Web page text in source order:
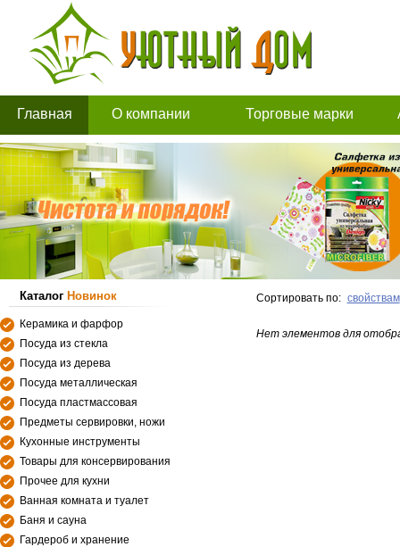
Главная О компании Торговые марки
Каталог Новинок
Керамика и фарфор
Посуда из стекла
Посуда из дерева
Посуда металлическая
Посуда пластмассовая
Предметы сервировки, ножи
Кухонные инструменты
Товары для консервирования
Прочее для кухни
Ванная комната и туалет
Баня и сауна
Гардероб и хранение
Сортировать по: свойствам
Нет элементов для